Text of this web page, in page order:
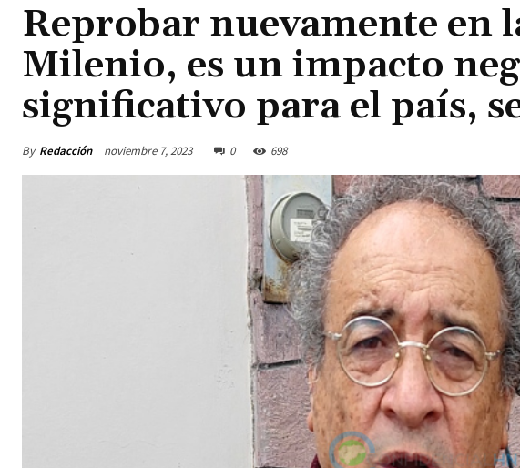
Reprobar nuevamente en
Milenio, es un impacto
significativo para el país,
By Redacción noviembre 7, 2023 0 698